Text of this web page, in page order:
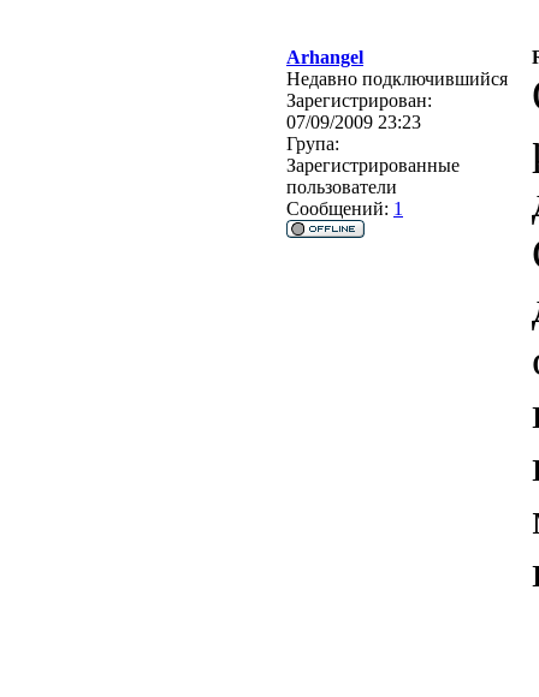
Arhangel
Недавно подключившийся
Зарегистрирован:
07/09/2009 23:23
Група:
Зарегистрированные
пользователи
Сообщений: 1